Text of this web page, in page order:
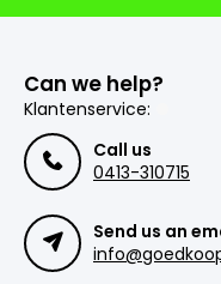
Can we help?
Klantenservice:
Call us
0413-310715
Send us an